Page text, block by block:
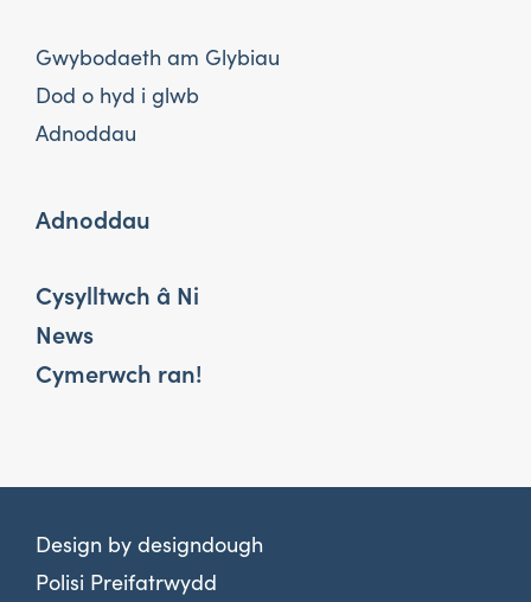
Gwybodaeth am Glybiau
Dod o hyd i glwb
Adnoddau
Adnoddau
Cysylltwch â Ni
News
Cymerwch ran!
Design by designdough
Polisi Preifatrwydd